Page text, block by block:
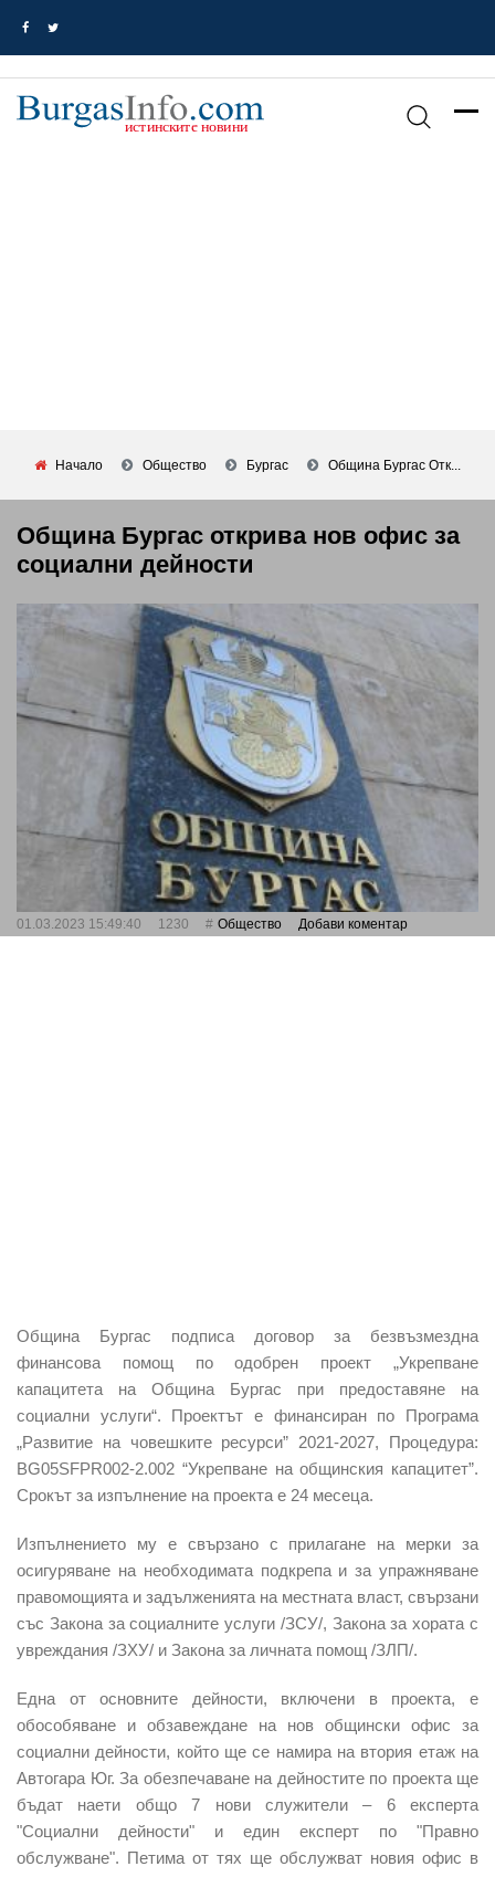
Начало Общество Бургас Община Бургас Отк...
Община Бургас открива нов офис за
социални дейности
01.03.2023 15:49:40 1230 Общество Добави коментар
Община Бургас подписа договор за безвъзмездна
финансова помощ по одобрен проект „Укрепване
капацитета на Община Бургас при предоставяне на
социални услуги“. Проектът е финансиран по Програма
„Развитие на човешките ресурси” 2021-2027, Процедура:
BG05SFPR002-2.002 “Укрепване на общинския капацитет”.
Срокът за изпълнение на проекта е 24 месеца.
Изпълнението му е свързано с прилагане на мерки за
осигуряване на необходимата подкрепа и за упражняване
правомощията и задълженията на местната власт, свързани
със Закона за социалните услуги /ЗСУ/, Закона за хората с
увреждания /ЗХУ/ и Закона за личната помощ /ЗЛП/.
Една от основните дейности, включени в проекта, е
обособяване и обзавеждане на нов общински офис за
социални дейности, който ще се намира на втория етаж на
Автогара Юг. За обезпечаване на дейностите по проекта ще
бъдат наети общо 7 нови служители – 6 експерта
"Социални дейности" и един експерт по "Правно
обслужване". Петима от тях ще обслужват новия офис в